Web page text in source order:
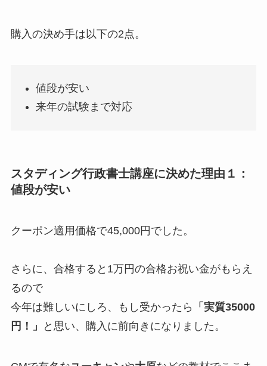
購入の決め手は以下の2点。
値段が安い
来年の試験まで対応
スタディング行政書士講座に決めた理由１：
値段が安い
クーポン適用価格で45,000円でした。
さらに、合格すると1万円の合格お祝い金がもらえ
るので
今年は難しいにしろ、もし受かったら
「実質35000
円！」
と思い、購入に前向きになりました。